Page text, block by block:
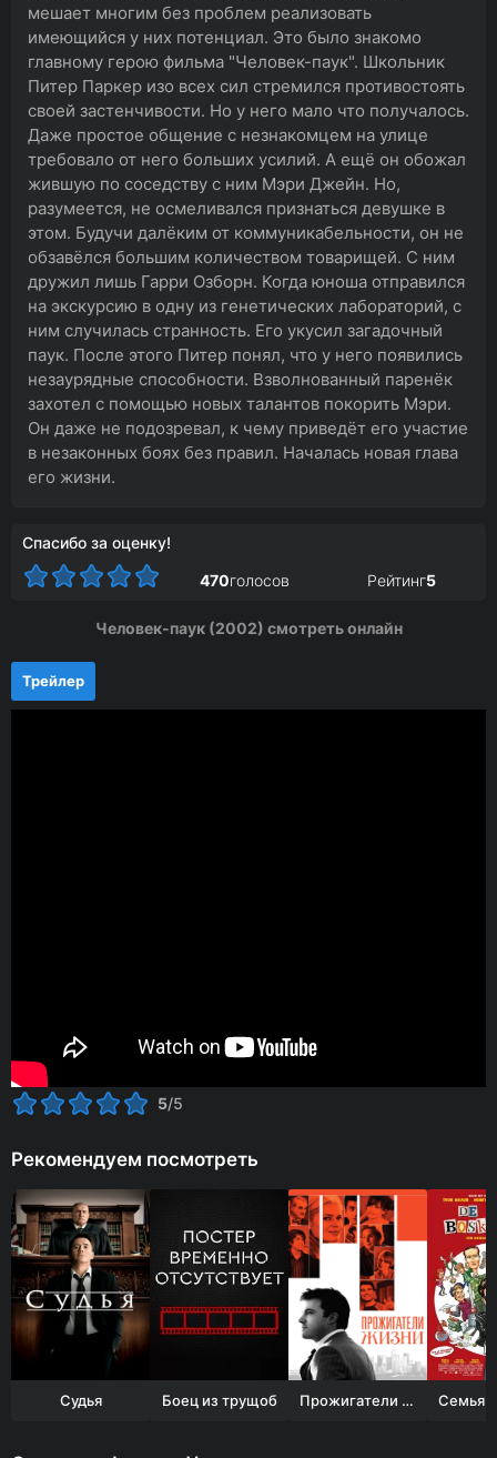
мешает многим без проблем реализовать
имеющийся у них потенциал. Это было знакомо
главному герою фильма "Человек-паук". Школьник
Питер Паркер изо всех сил стремился противостоять
своей застенчивости. Но у него мало что получалось.
Даже простое общение с незнакомцем на улице
требовало от него больших усилий. А ещё он обожал
жившую по соседству с ним Мэри Джейн. Но,
разумеется, не осмеливался признаться девушке в
этом. Будучи далёким от коммуникабельности, он не
обзавёлся большим количеством товарищей. С ним
дружил лишь Гарри Озборн. Когда юноша отправился
на экскурсию в одну из генетических лабораторий, с
ним случилась странность. Его укусил загадочный
паук. После этого Питер понял, что у него появились
незаурядные способности. Взволнованный паренёк
захотел с помощью новых талантов покорить Мэри.
Он даже не подозревал, к чему приведёт его участие
в незаконных боях без правил. Началась новая глава
его жизни.
Спасибо за оценку!
470голосов Рейтинг5
Человек-паук (2002) смотреть онлайн
Трейлер
5/5
Рекомендуем посмотреть
Судья Боец из трущоб Прожигатели жизни